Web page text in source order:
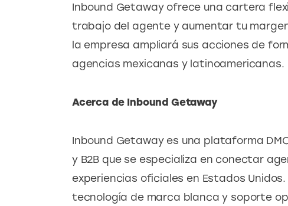
Inbound Getaway ofrece una cartera
trabajo del agente y aumentar tu
la empresa ampliará sus acciones de
agencias mexicanas y latinoamericanas.
Acerca de Inbound Getaway
Inbound Getaway es una plataforma
y B2B que se especializa en conectar
experiencias oficiales en Estados
tecnología de marca blanca y soporte